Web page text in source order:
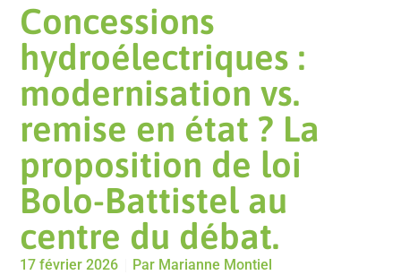
Concessions
hydroélectriques :
modernisation vs.
remise en état ? La
proposition de loi
Bolo-Battistel au
centre du débat.
17 février 2026 Par Marianne Montiel